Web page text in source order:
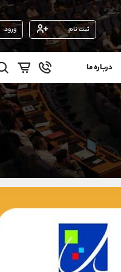
ثبت نام ورود
درباره ما
(یوسف فرخنده)
09194198792
شروع گفتگو
@Armteam_admin_33
021-22021030
90001030
@alireza.mehrabii
@alirezamehrabi_com
@alirezamehrabi_official